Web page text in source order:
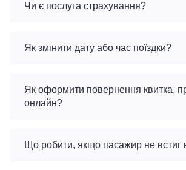
Чи є послуга страхування?
Як змінити дату або час поїздки?
Як оформити повернення квитка,
онлайн?
Що робити, якщо пасажир не встиг